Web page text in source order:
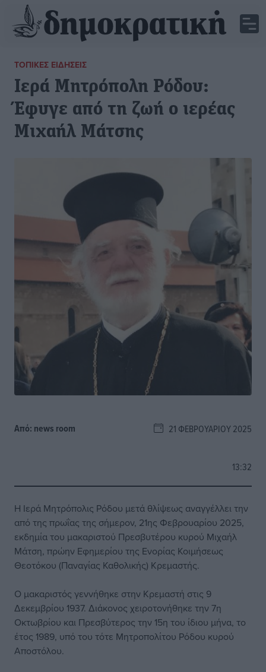
ΤΟΠΙΚΈΣ ΕΙΔΉΣΕΙΣ
Ιερά Μητρόπολη Ρόδου:
Έφυγε από τη ζωή ο ιερέας
Μιχαήλ Μάτσης
Από: news room 21 ΦΕΒΡΟΥΑΡΊΟΥ 2025
13:32
Η Ιερά Μητρόπολις Ρόδου μετά θλίψεως αναγγέλλει την
από της πρωΐας της σήμερον, 21ης Φεβρουαρίου 2025,
εκδημία του μακαριστού Πρεσβυτέρου κυρού Μιχαήλ
Μάτση, πρώην Εφημερίου της Ενορίας Κοιμήσεως
Θεοτόκου (Παναγίας Καθολικής) Κρεμαστής.
Ο μακαριστός γεννήθηκε στην Κρεμαστή στις 9
Δεκεμβρίου 1937. Διάκονος χειροτονήθηκε την 7η
Οκτωβρίου και Πρεσβύτερος την 15η του ίδιου μήνα, το
έτος 1989, υπό του τότε Μητροπολίτου Ρόδου κυρού
Αποστόλου.